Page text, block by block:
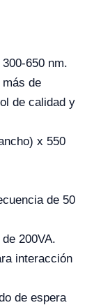
650 nm.
más de
de calidad y
x 550
de 50
200VA.
interacción
de espera